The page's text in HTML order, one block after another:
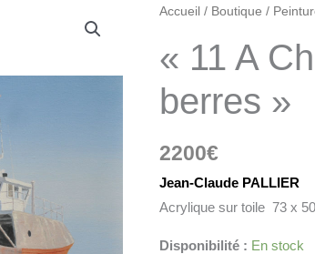
Accueil / Boutique /
« 11 A
berres »
2200€
Jean-Claude PALLIER
Acrylique sur toile 73 x
Disponibilité : En stock
quantité
"11
A
Chalutiers
berres"